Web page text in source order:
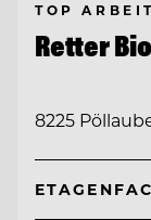
TOP
Retter
8225